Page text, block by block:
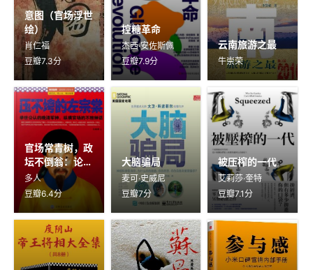
意图（官场浮世
绘）
肖仁福
豆瓣7.3分
控糖革命
杰西·安佐斯佩
豆瓣7.9分
云南旅游之最
牛崇荣
官场常青树，政
坛不倒翁：论清
朝三大权臣的自
我修养【3册】
多人
豆瓣6.4分
大脑骗局
麦可·史威尼
豆瓣7分
被压榨的一代
艾莉莎·奎特
豆瓣7.1分